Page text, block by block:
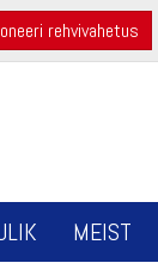
rehvivahetus
MEIST